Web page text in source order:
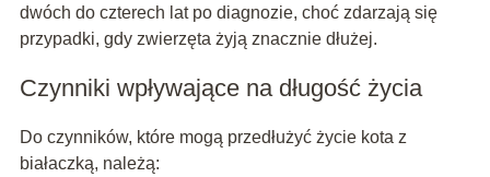
dwóch do czterech lat po diagnozie, choć zdarzają się
przypadki, gdy zwierzęta żyją znacznie dłużej.
Czynniki wpływające na długość życia
Do czynników, które mogą przedłużyć życie kota z
białaczką, należą: